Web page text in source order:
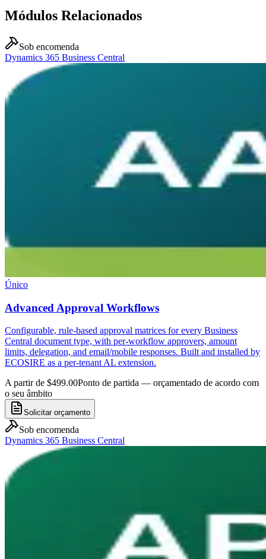
Módulos Relacionados
Sob encomenda
Dynamics 365 Business Central
Único
Advanced Approval Workflows
Configurable, rule-based approval matrices for every Business
Central document type, with per-workflow approvers, amount
limits, delegation, and email/mobile responses. Built and installed by
ECOSIRE as a per-tenant AL extension.
A partir de $499.00Ponto de partida — orçamentado de acordo com
o seu âmbito
Solicitar orçamento
Sob encomenda
Dynamics 365 Business Central